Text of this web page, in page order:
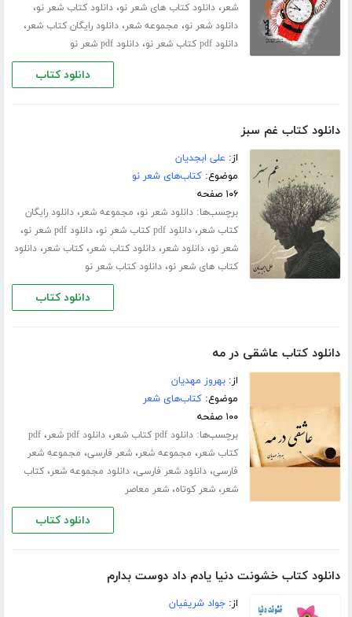
شعر،دانلود کتاب های شعر نو،دانلود کتاب شعر نو،
دانلود شعر نو، مجموعه شعر،دانلود رایگان کتاب شعر،
دانلود pdf کتاب شعر نو ،دانلود pdf شعر نو
دانلود کتاب
دانلود کتاب غم سبز
از: علی ابجدیان
موضوع:کتاب‌های شعر نو
۱۰۶ صفحه
برچسب‌ها:دانلود شعر نو، مجموعه شعر،دانلود رایگان
کتاب شعر،دانلود pdf کتاب شعر نو ،دانلود pdf شعر نو ،
شعر نو،دانلود شعر،دانلود کتاب شعر،کتاب شعر،دانلود
کتاب های شعر نو،دانلود کتاب شعر نو
دانلود کتاب
دانلود کتاب عاشقی در مه
از:بهروز مهدیان
موضوع:کتاب‌های شعر
۱۰۰ صفحه
برچسب‌ها:دانلود pdf کتاب شعر ،دانلود pdf شعر ،pdf
کتاب شعر، مجموعه شعر،شعر فارسی، مجموعه شعر
فارسی،دانلود شعر فارسی،دانلود مجموعه شعر،کتاب
شعر،شعر کوتاه،شعر معاصر
دانلود کتاب
دانلود کتاب خشونت دنیا یادم داد دوست بدارم
از:جواد شریفیان